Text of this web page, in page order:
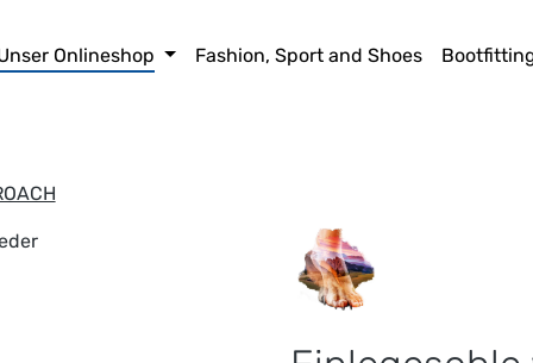
Onlineshop Fashion, Sport and Shoes